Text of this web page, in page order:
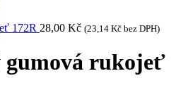
172R 28,00 Kč (23,14 Kč bez DPH)
rukojeť